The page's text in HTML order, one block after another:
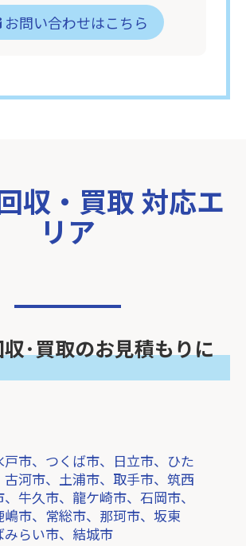
お問い合わせはこちら
収・買取 対応エ
リア
･買取のお見積もりに
市、つくば市、日立市、ひた
古河市、土浦市、取手市、筑西
牛久市、龍ケ崎市、石岡市、
嶋市、常総市、那珂市、坂東
みらい市、結城市